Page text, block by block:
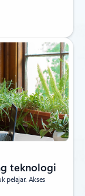
teknologi
pelajar. Akses